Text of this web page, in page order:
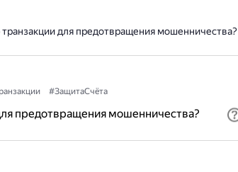
для предотвращения мошенничества?
#ЗащитаСчёта
предотвращения мошенничества?